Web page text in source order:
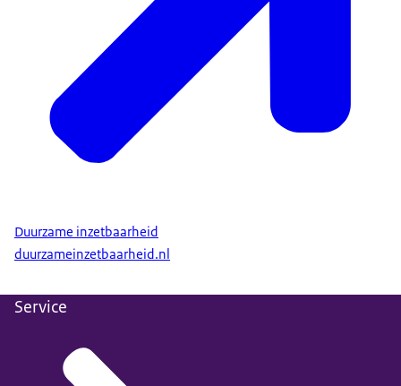
Duurzame inzetbaarheid
duurzameinzetbaarheid.nl
Service